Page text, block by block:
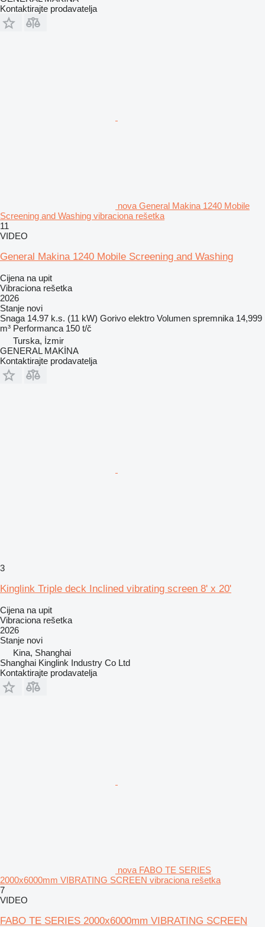
Kontaktirajte prodavatelja
nova General Makina 1240 Mobile
Screening and Washing vibraciona rešetka
11
VIDEO
General Makina 1240 Mobile Screening and Washing
Cijena na upit
Vibraciona rešetka
2026
Stanje novi
Snaga 14.97 k.s. (11 kW) Gorivo elektro Volumen spremnika 14,999
m³ Performanca 150 t/č
Turska, İzmir
GENERAL MAKİNA
Kontaktirajte prodavatelja
3
Kinglink Triple deck Inclined vibrating screen 8' x 20'
Cijena na upit
Vibraciona rešetka
2026
Stanje novi
Kina, Shanghai
Shanghai Kinglink Industry Co Ltd
Kontaktirajte prodavatelja
nova FABO TE SERIES
2000x6000mm VIBRATING SCREEN vibraciona rešetka
7
VIDEO
FABO TE SERIES 2000x6000mm VIBRATING SCREEN